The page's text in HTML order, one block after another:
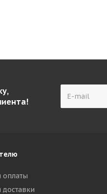
оплаты
доставки